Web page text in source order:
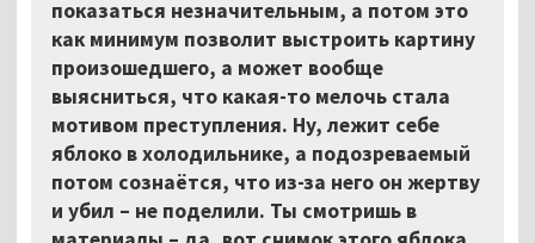
показаться незначительным, а потом это
как минимум позволит выстроить картину
произошедшего, а может вообще
выясниться, что какая-то мелочь стала
мотивом преступления. Ну, лежит себе
яблоко в холодильнике, а подозреваемый
потом сознаётся, что из-за него он жертву
и убил – не поделили. Ты смотришь в